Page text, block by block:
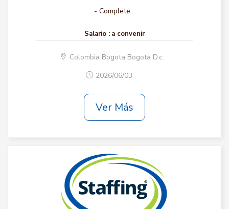
- Complete...
Salario : a convenir
Colombia Bogota Bogota D.c.
2026/06/03
Ver Más